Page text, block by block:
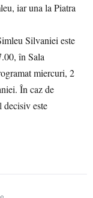
iar una la Piatra
Silvaniei este
în Sala
miercuri, 2
În caz de
decisiv este